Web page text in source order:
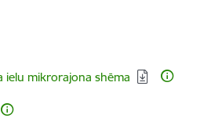
ielu mikrorajona shēma